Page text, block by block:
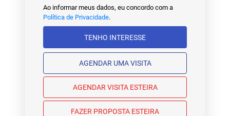
Ao informar meus dados, eu concordo com a
Política de Privacidade.
TENHO INTERESSE
AGENDAR UMA VISITA
AGENDAR VISITA ESTEIRA
FAZER PROPOSTA ESTEIRA